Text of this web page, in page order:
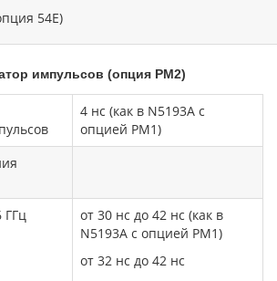
54E)
импульсов (опция PM2)
4 нс (как в N5193A с
опцией PM1)
ГГц
от 30 нс до 42 нс (как в
N5193A с опцией PM1)
от 32 нс до 42 нс